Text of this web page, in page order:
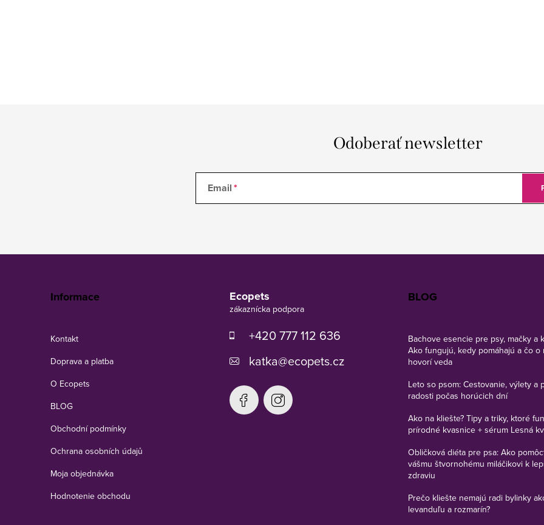
Odoberať newsletter
Email
Informace
Kontakt
Doprava a platba
O Ecopets
BLOG
Obchodní podmínky
Ochrana osobních údajů
Moja objednávka
Hodnotenie obchodu
Ecopets
+420 777 112 636
katka@ecopets.cz
BLOG
Bachove esencie pre psy, mačky a
Ako fungujú, kedy pomáhajú a čo o
hovorí veda
Leto so psom: Cestovanie, výlety a
radosti počas horúcich dní
Ako na kliešte? Tipy a triky, ktoré
prírodné kvasnice + sérum Lesná
Obličková diéta pre psa: Ako
vášmu štvornohému miláčikovi k
zdraviu
Prečo kliešte nemajú radi bylinky
levanduľu a rozmarín?